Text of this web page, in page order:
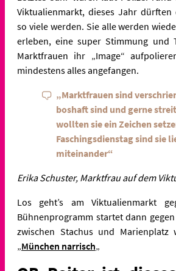
Viktualienmarkt, dieses Jahr dürften
so viele werden. Sie alle werden
erleben, eine super Stimmung und
Marktfrauen ihr „Image“
mindestens alles angefangen.
„Marktfrauen sind
boshaft sind und gerne
wollten sie ein Zeichen
Faschingsdienstag sind sie
miteinander“
Erika Schuster, Marktfrau auf dem
Los geht’s am Viktualienmarkt
Bühnenprogramm startet dann
zwischen Stachus und Marienplatz
„München narrisch„